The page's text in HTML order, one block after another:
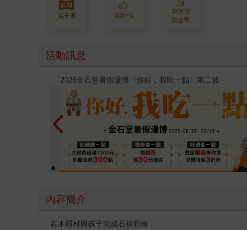
電子書 喜歡+1
寫評價
賺金幣
活動訊息
春光ｘ奇幻基地｜全書系展
內容簡介
在木屐村與孩子完成石拼彩繪，